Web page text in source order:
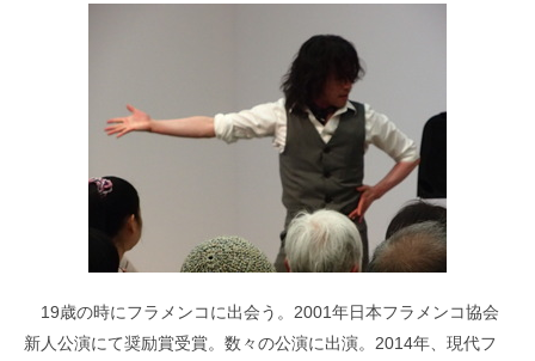
19歳の時にフラメンコに出会う。2001年日本フラメンコ協会
新人公演にて奨励賞受賞。数々の公演に出演。2014年、現代フ